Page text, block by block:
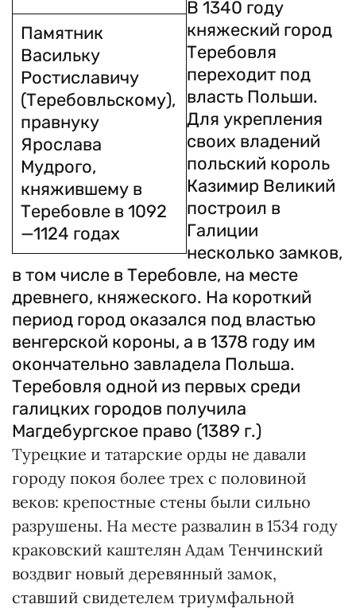
Памятник
Васильку
Ростиславичу
(Теребовльскому),
правнуку
Ярослава
Мудрого,
княжившему в
Теребовле в 1092
—1124 годах
В 1340 году
княжеский город
Теребовля
переходит под
власть Польши.
Для укрепления
своих владений
польский король
Казимир Великий
построил в
Галиции
несколько замков,
в том числе в Теребовле, на месте
древнего, княжеского. На короткий
период город оказался под властью
венгерской короны, а в 1378 году им
окончательно завладела Польша.
Теребовля одной из первых среди
галицких городов получила
Магдебургское право (1389 г.)
Турецкие и татарские орды не давали
городу покоя более трех с половиной
веков: крепостные стены были сильно
разрушены. На месте развалин в 1534 году
краковский каштелян Адам Тенчинский
воздвиг новый деревянный замок,
ставший свидетелем триумфальной